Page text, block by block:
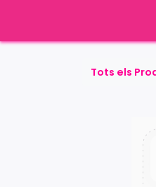
Tots els